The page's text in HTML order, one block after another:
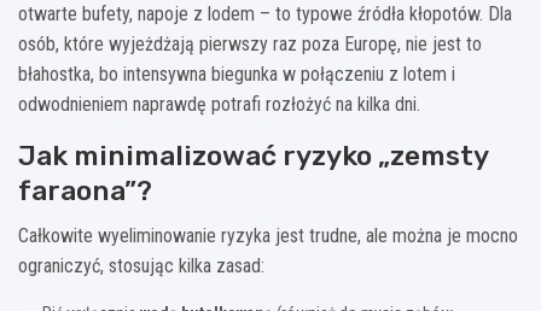
otwarte bufety, napoje z lodem – to typowe źródła kłopotów. Dla
osób, które wyjeżdżają pierwszy raz poza Europę, nie jest to
błahostka, bo intensywna biegunka w połączeniu z lotem i
odwodnieniem naprawdę potrafi rozłożyć na kilka dni.
Jak minimalizować ryzyko „zemsty
faraona”?
Całkowite wyeliminowanie ryzyka jest trudne, ale można je mocno
ograniczyć, stosując kilka zasad: